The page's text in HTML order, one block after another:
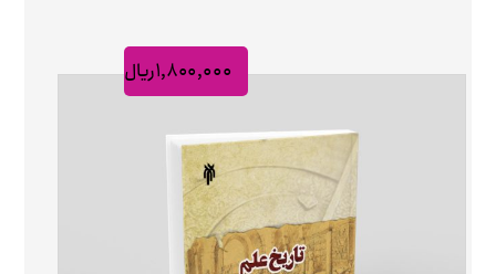
۱,۸۰۰,۰۰۰ریال